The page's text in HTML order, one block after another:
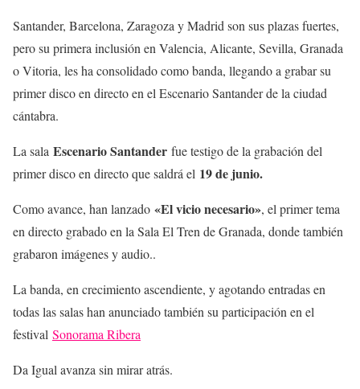
Santander, Barcelona, Zaragoza y Madrid son sus plazas fuertes,
pero su primera inclusión en Valencia, Alicante, Sevilla, Granada
o Vitoria, les ha consolidado como banda, llegando a grabar su
primer disco en directo en el Escenario Santander de la ciudad
cántabra.
La sala Escenario Santander fue testigo de la grabación del
primer disco en directo que saldrá el 19 de junio.
Como avance, han lanzado «El vicio necesario», el primer tema
en directo grabado en la Sala El Tren de Granada, donde también
grabaron imágenes y audio..
La banda, en crecimiento ascendiente, y agotando entradas en
todas las salas han anunciado también su participación en el
festival Sonorama Ribera
Da Igual avanza sin mirar atrás.